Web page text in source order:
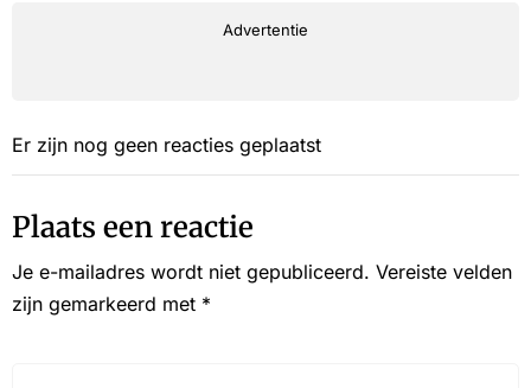
Advertentie
Er zijn nog geen reacties geplaatst
Plaats een reactie
Je e-mailadres wordt niet gepubliceerd. Vereiste velden
zijn gemarkeerd met *